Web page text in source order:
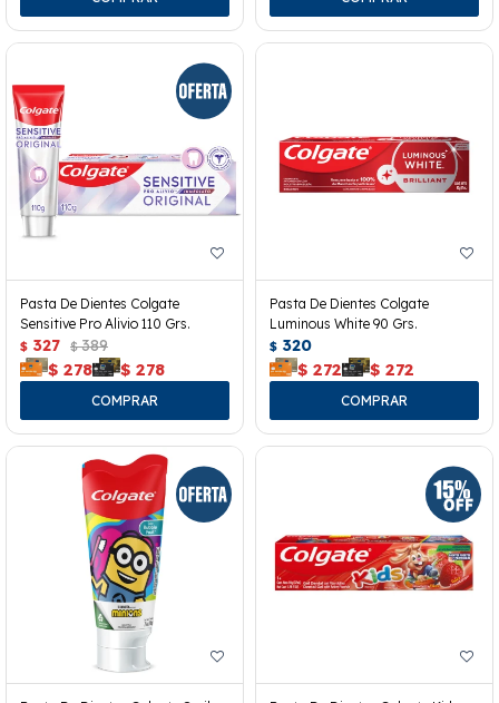
Pasta De Dientes Colgate
Sensitive Pro Alivio 110 Grs.
$ 327 $ 389
$ 278 $ 278
Pasta De Dientes Colgate
Luminous White 90 Grs.
$ 320
$ 272 $ 272